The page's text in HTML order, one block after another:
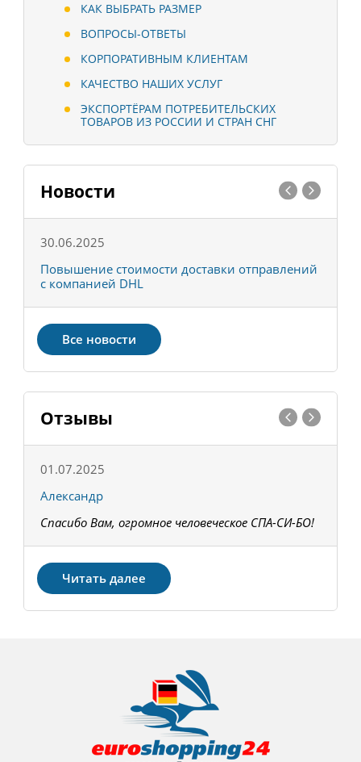
КАК ВЫБРАТЬ РАЗМЕР
ВОПРОСЫ-ОТВЕТЫ
КОРПОРАТИВНЫМ КЛИЕНТАМ
КАЧЕСТВО НАШИХ УСЛУГ
ЭКСПОРТЁРАМ ПОТРЕБИТЕЛЬСКИХ
ТОВАРОВ ИЗ РОССИИ И СТРАН СНГ
Новости
30.06.2025
Повышение стоимости доставки отправлений
с компанией DHL
Все новости
Отзывы
01.07.2025
Александр
Спасибо Вам, огромное человеческое СПА-СИ-БО!
Читать далее